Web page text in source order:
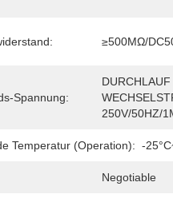
≥500MΩ/
Spannung:
DURCHLAUF
250V/50HZ/
Temperatur (Operation): -
Negotiable